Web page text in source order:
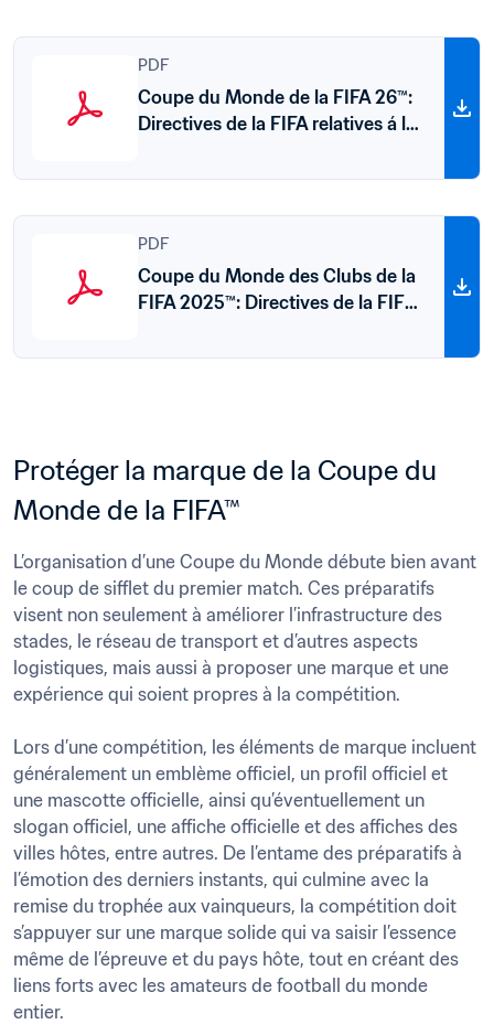
PDF
Coupe du Monde de la FIFA 26™:
Directives de la FIFA relatives á la
PDF
Coupe du Monde des Clubs de la
FIFA 2025™: Directives de la FIFA
intellectuelle (en anglais)
Protéger la marque de la Coupe du
Monde de la FIFA™
L’organisation d’une Coupe du Monde débute bien avant
le coup de sifflet du premier match. Ces préparatifs
visent non seulement à améliorer l’infrastructure des
stades, le réseau de transport et d’autres aspects
logistiques, mais aussi à proposer une marque et une
expérience qui soient propres à la compétition.
Lors d’une compétition, les éléments de marque incluent
généralement un emblème officiel, un profil officiel et
une mascotte officielle, ainsi qu’éventuellement un
slogan officiel, une affiche officielle et des affiches des
villes hôtes, entre autres. De l’entame des préparatifs à
l’émotion des derniers instants, qui culmine avec la
remise du trophée aux vainqueurs, la compétition doit
s’appuyer sur une marque solide qui va saisir l’essence
même de l’épreuve et du pays hôte, tout en créant des
liens forts avec les amateurs de football du monde
entier.